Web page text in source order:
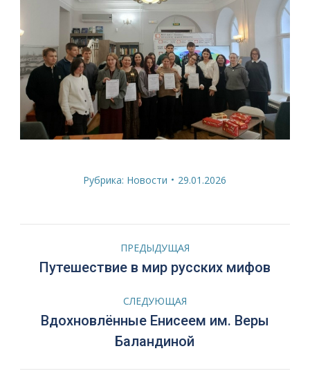
Рубрика: Новости 29.01.2026
Навигация
по
ПРЕДЫДУЩАЯ
Предыдущая
запись:
Путешествие в мир русских мифов
СЛЕДУЮЩАЯ
Следующая
запись:
Вдохновлённые Енисеем им. Веры
Баландиной